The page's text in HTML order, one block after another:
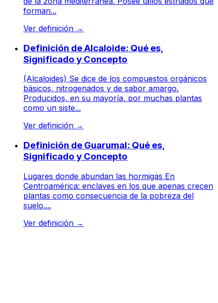
forman...
Ver definición →
Definición de Alcaloide: Qué es,
Significado y Concepto
(Alcaloides) Se dice de los compuestos orgánicos
básicos, nitrogenados y de sabor amargo.
Producidos, en su mayoría, por muchas plantas
como un siste...
Ver definición →
Definición de Guarumal: Qué es,
Significado y Concepto
Lugares donde abundan las hormigas En
Centroamérica: enclaves en los que apenas crecen
plantas como consecuencia de la pobreza del
suelo....
Ver definición →